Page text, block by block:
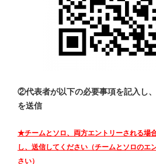
②代表者が以下の必要事項を記入し
を送信
★チームとソロ、両方エントリーされる場
し、送信してください（チームとソロのエ
さい）